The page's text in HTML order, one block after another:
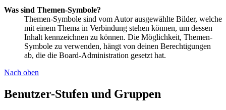
Was sind Themen-Symbole?
Themen-Symbole sind vom Autor ausgewählte Bilder, welche
mit einem Thema in Verbindung stehen können, um dessen
Inhalt kennzeichnen zu können. Die Möglichkeit, Themen-
Symbole zu verwenden, hängt von deinen Berechtigungen
ab, die die Board-Administration gesetzt hat.
Nach oben
Benutzer-Stufen und Gruppen